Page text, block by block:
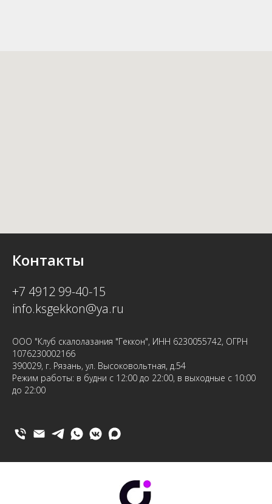
Контакты
+7 4912 99-40-15
info.ksgekkon@ya.ru
ООО "Клуб скалолазания "Геккон", ИНН 6230055742, ОГРН
1076230002166
390029, г. Рязань, ул. Высоковольтная, д.54
Режим работы: в будни с 12:00 до 22:00, в выходные с 10:00
до 22:00